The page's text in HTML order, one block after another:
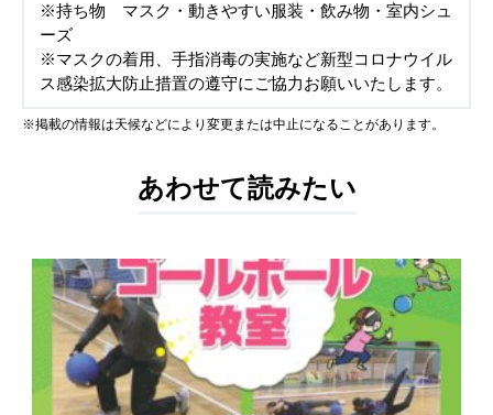
※持ち物 マスク・動きやすい服装・飲み物・室内シュ
ーズ
※マスクの着用、手指消毒の実施など新型コロナウイル
ス感染拡大防止措置の遵守にご協力お願いいたします。
※掲載の情報は天候などにより変更または中止になることがあります。
あわせて読みたい